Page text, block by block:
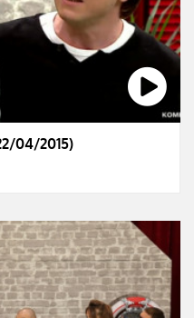
04/2015)